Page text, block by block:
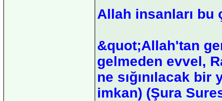
Allah insanları bu
&quot;Allah'tan
gelmeden evvel,
ne sığınılacak
imkan) (Şura